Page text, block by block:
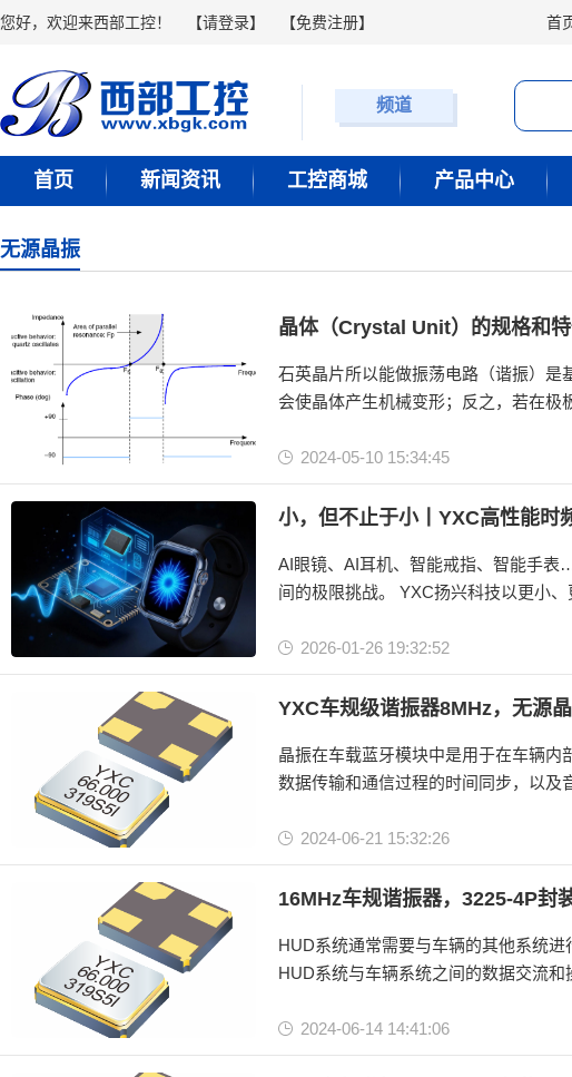
您好，欢迎来西部工控！ 【请登录】 【免费注册】 首
频道
首页 新闻资讯 工控商城 产品中心
无源晶振
晶体（Crystal Unit）的规格和
石英晶片所以能做振荡电路（谐振）是
会使晶体产生机械变形；反之，若在极
2024-05-10 15:34:45
晶体振荡器
小，但不止于小丨YXC高性能时
AI眼镜、AI耳机、智能戒指、智能手表
间的极限挑战。 YXC扬兴科技以更小
2026-01-26 19:32:52
RTC实时时钟芯片
YXC车规级谐振器8MHz，无源
晶振在车载蓝牙模块中是用于在车辆
数据传输和通信过程的时间同步，以及
据传输、节约能源和延长续航时间。
2024-06-21 15:32:26
晶体谐振器
16MHz车规谐振器，3225-4P
HUD系统通常需要与车辆的其他系统
HUD系统与车辆系统之间的数据交流和
2024-06-14 14:41:06